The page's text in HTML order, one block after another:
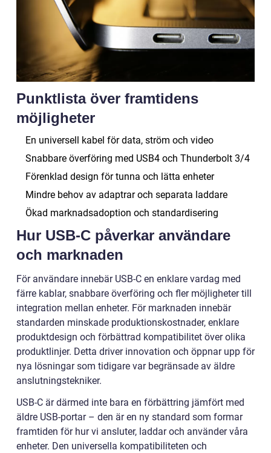
Punktlista över framtidens
möjligheter
En universell kabel för data, ström och video
Snabbare överföring med USB4 och Thunderbolt 3/4
Förenklad design för tunna och lätta enheter
Mindre behov av adaptrar och separata laddare
Ökad marknadsadoption och standardisering
Hur USB-C påverkar användare
och marknaden
För användare innebär USB-C en enklare vardag med
färre kablar, snabbare överföring och fler möjligheter till
integration mellan enheter. För marknaden innebär
standarden minskade produktionskostnader, enklare
produktdesign och förbättrad kompatibilitet över olika
produktlinjer. Detta driver innovation och öppnar upp för
nya lösningar som tidigare var begränsade av äldre
anslutningstekniker.
USB-C är därmed inte bara en förbättring jämfört med
äldre USB-portar – den är en ny standard som formar
framtiden för hur vi ansluter, laddar och använder våra
enheter. Den universella kompatibiliteten och